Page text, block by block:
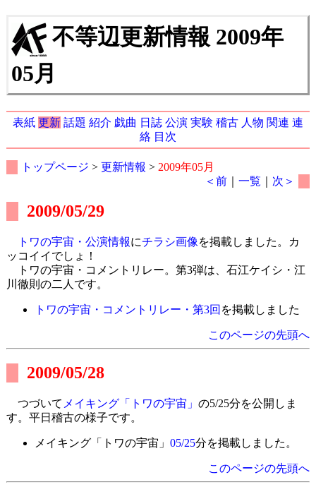
不等辺更新情報 2009年
05月
表紙 更新 話題 紹介 戯曲 日誌 公演 実験 稽古 人物 関連 連
絡 目次
トップページ > 更新情報 > 2009年05月
＜前 ｜一覧 次＞
2009/05/29
トワの宇宙・公演情報にチラシ画像を掲載しました。カ
ッコイイでしょ！
トワの宇宙・コメントリレー。第3弾は、石江ケイシ・江
川徹則の二人です。
トワの宇宙・コメントリレー・第3回 を掲載しました
このページの先頭へ
2009/05/28
つづいて メイキング「トワの宇宙」 の5/25分を公開しま
す。平日稽古の様子です。
メイキング「トワの宇宙」 05/25分を掲載しました。
このページの先頭へ